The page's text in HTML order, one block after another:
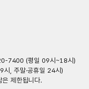
7400 (평일 09시~18시)
, 주말·공휴일 24시)
제한됩니다.